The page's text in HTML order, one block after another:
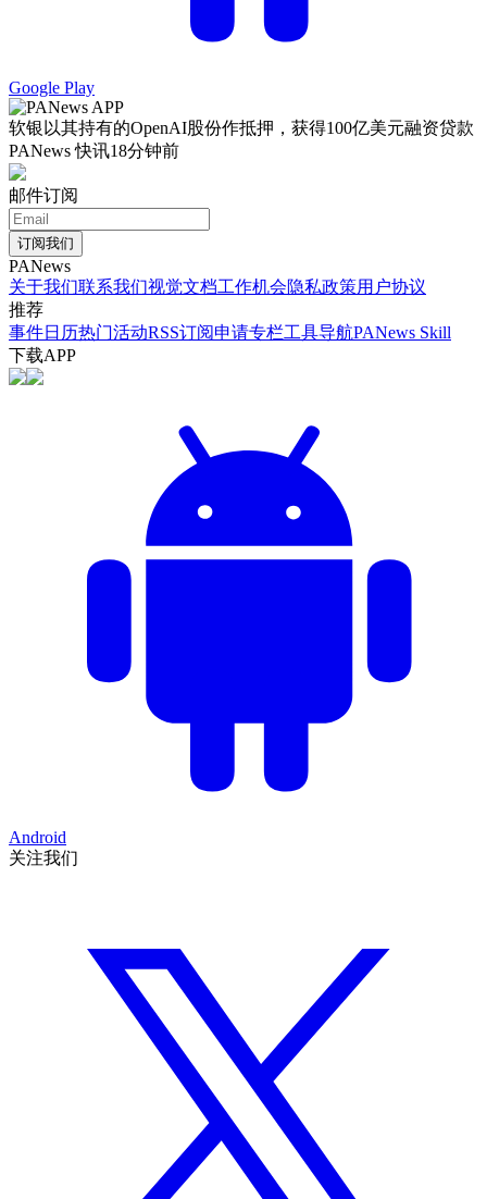
Google Play
软银以其持有的OpenAI股份作抵押，获得100亿美元融资贷款
PANews 快讯18分钟前
邮件订阅
订阅我们
PANews
关于我们联系我们视觉文档工作机会隐私政策用户协议
推荐
事件日历热门活动RSS订阅申请专栏工具导航PANews Skill
下载APP
Android
关注我们